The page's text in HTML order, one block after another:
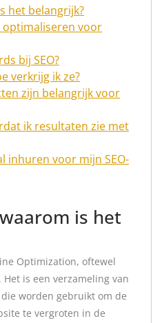
het belangrijk?
optimaliseren voor
bij SEO?
verkrijg ik ze?
zijn belangrijk voor
ik resultaten zie met
inhuren voor mijn SEO-
is het
Optimization, oftewel
is een verzameling van
worden gebruikt om de
te vergroten in de